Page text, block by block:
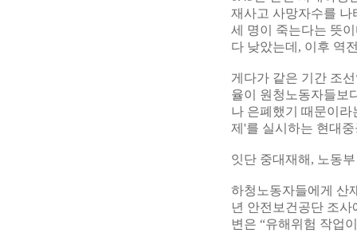
재사고 사망자수를 나
세 명이 죽는다는 뜻
다 낮았는데, 이후 역
게다가 같은 기간 조
율이 원청노동자들보
나 은폐했기 때문이
제'를 실시하는 현대
잇단 중대재해, 노동
하청노동자들에게 산
년 안전보건공단 조
변은 “유해위험 작업